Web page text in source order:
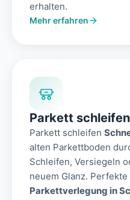
erhalten.
Mehr erfahren
Parkett
Parkett schleifen
alten Parkettboden
Schleifen, Versiegeln
neuem Glanz.
Parkettverlegung in